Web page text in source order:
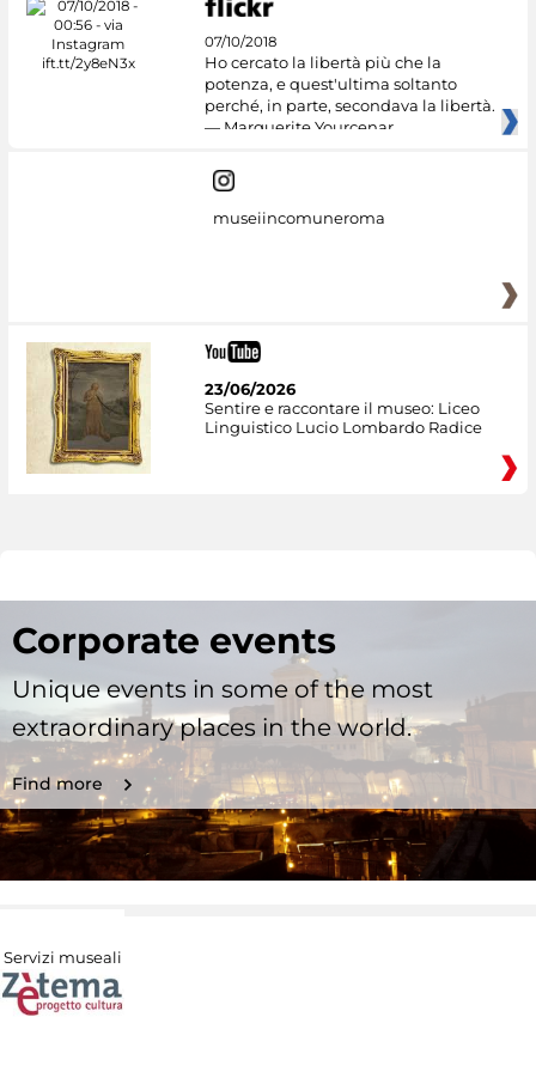
07/10/2018
Ho cercato la libertà più che la
potenza, e quest'ultima soltanto
perché, in parte, secondava la libertà.
— Marguerite Yourcenar
museiincomuneroma
23/06/2026
Sentire e raccontare il museo: Liceo
Linguistico Lucio Lombardo Radice
Corporate events
Unique events in some of the most
extraordinary places in the world.
Find more
Servizi museali